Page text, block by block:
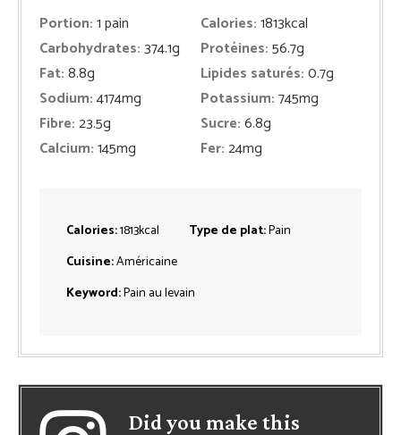
Portion:1pain Calories:1813kcal
Carbohydrates:374.1g Protéines:56.7g
Fat:8.8g Lipides saturés:0.7g
Sodium:4174mg Potassium:745mg
Fibre:23.5g Sucre:6.8g
Calcium:145mg Fer:24mg
Calories:1813kcal Type de plat:Pain
Cuisine:Américaine
Keyword:Pain au levain
Did you make this